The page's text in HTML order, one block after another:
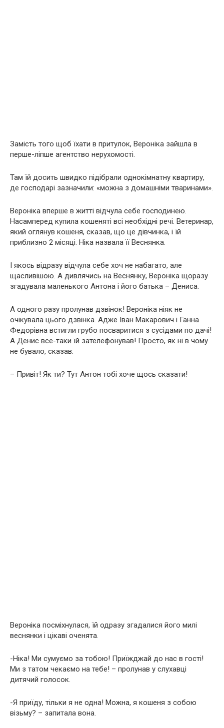
Замість того щоб їхати в притулок, Вероніка зайшла в
перше-ліпше агентство нерухомості.
Там їй досить швидко підібрали однокімнатну квартиру,
де господарі зазначили: «можна з домашніми тваринами».
Вероніка вперше в житті відчула себе господинею.
Насамперед купила кошеняті всі необхідні речі. Ветеринар,
який оглянув кошеня, сказав, що це дівчинка, і їй
приблизно 2 місяці. Ніка назвала її Веснянка.
І якось відразу відчула себе хоч не набагато, але
щасливішою. А дивлячись на Веснянку, Вероніка щоразу
згадувала маленького Антона і його батька – Дениса.
А одного разу пролунав дзвінок! Вероніка ніяк не
очікувала цього дзвінка. Адже Іван Макарович і Ганна
Федорівна встигли грубо посваритися з сусідами по дачі!
А Денис все-таки їй зателефонував! Просто, як ні в чому
не бувало, сказав:
– Привіт! Як ти? Тут Антон тобі хоче щось сказати!
Вероніка посміхнулася, їй одразу згадалися його милі
веснянки і цікаві оченята.
-Ніка! Ми сумуємо за тобою! Приїжджай до нас в гості!
Ми з татом чекаємо на тебе! – пролунав у слухавці
дитячий голосок.
-Я приїду, тільки я не одна! Можна, я кошеня з собою
візьму? – запитала вона.